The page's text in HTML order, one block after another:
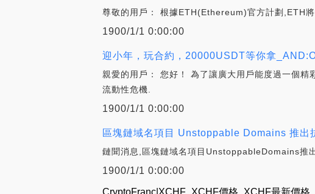
尊敬的用戶： 根據ETH(Ethereum)官方計劃,ETH
1900/1/1 0:00:00
迎小年，玩合約，20000USDT等你拿
親愛的用戶： 您好！ 為了讓廣大用戶能度過一個
流動性危機.
1900/1/1 0:00:00
區塊鏈域名項目 Unstoppable Domains 推
鏈聞消息,區塊鏈域名項目UnstoppableDomains推
1900/1/1 0:00:00